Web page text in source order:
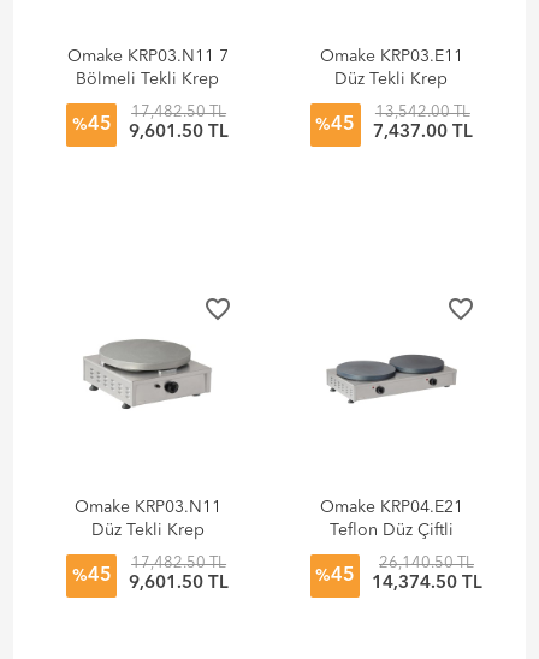
Omake KRP03.N11 7
Bölmeli Tekli Krep
Makinesi, Doğalgazlı
%45
17,482.50 TL
9,601.50 TL
Omake KRP03.E11
Düz Tekli Krep
Makinesi, Elektrikli
%45
13,542.00 TL
7,437.00 TL
favorite_border
Omake KRP03.N11
Düz Tekli Krep
Makinesi, Doğalgazlı
%45
17,482.50 TL
9,601.50 TL
favorite_border
Omake KRP04.E21
Teflon Düz Çiftli
Krep Makinesi,
Elektrikli
%45
26,140.50 TL
14,374.50 TL